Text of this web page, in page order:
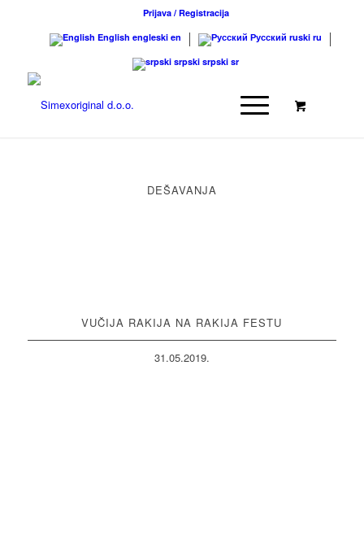
Prijava / Registracija
English engleski en Русский ruski ru
srpski srpski sr
DEŠAVANJA
VUČIJA RAKIJA NA RAKIJA FESTU
31.05.2019.